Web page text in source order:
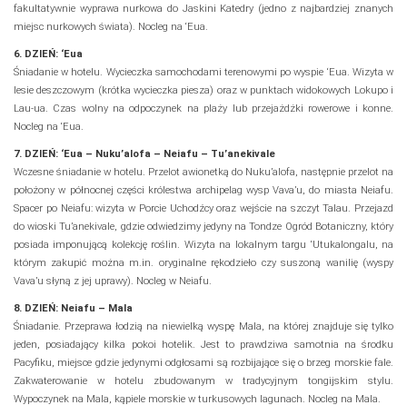
fakultatywnie wyprawa nurkowa do Jaskini Katedry (jedno z najbardziej znanych
miejsc nurkowych świata). Nocleg na ‘Eua.
6. DZIEŃ: ‘Eua
Śniadanie w hotelu. Wycieczka samochodami terenowymi po wyspie ‘Eua. Wizyta w
lesie deszczowym (krótka wycieczka piesza) oraz w punktach widokowych Lokupo i
Lau-ua. Czas wolny na odpoczynek na plaży lub przejażdżki rowerowe i konne.
Nocleg na ‘Eua.
7. DZIEŃ: ‘Eua – Nuku’alofa – Neiafu – Tu’anekivale
Wczesne śniadanie w hotelu. Przelot awionetką do Nuku’alofa, następnie przelot na
położony w północnej części królestwa archipelag wysp Vava’u, do miasta Neiafu.
Spacer po Neiafu: wizyta w Porcie Uchodźcy oraz wejście na szczyt Talau. Przejazd
do wioski Tu’anekivale, gdzie odwiedzimy jedyny na Tondze Ogród Botaniczny, który
posiada imponującą kolekcję roślin. Wizyta na lokalnym targu ‘Utukalongalu, na
którym zakupić można m.in. oryginalne rękodzieło czy suszoną wanilię (wyspy
Vava’u słyną z jej uprawy). Nocleg w Neiafu.
8. DZIEŃ: Neiafu – Mala
Śniadanie. Przeprawa łodzią na niewielką wyspę Mala, na której znajduje się tylko
jeden, posiadający kilka pokoi hotelik. Jest to prawdziwa samotnia na środku
Pacyfiku, miejsce gdzie jedynymi odgłosami są rozbijające się o brzeg morskie fale.
Zakwaterowanie w hotelu zbudowanym w tradycyjnym tongijskim stylu.
Wypoczynek na Mala, kąpiele morskie w turkusowych lagunach. Nocleg na Mala.